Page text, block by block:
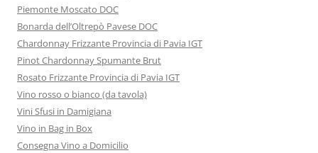
Piemonte Moscato DOC
Bonarda dell’Oltrepò Pavese DOC
Chardonnay Frizzante Provincia di Pavia IGT
Pinot Chardonnay Spumante Brut
Rosato Frizzante Provincia di Pavia IGT
Vino rosso o bianco (da tavola)
Vini Sfusi in Damigiana
Vino in Bag in Box
Consegna Vino a Domicilio